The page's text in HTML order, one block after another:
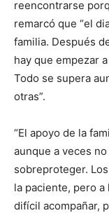
reencontrarse
remarcó que “el
familia. Después
hay que empezar
Todo se supera
otras”.
“El apoyo de la
aunque a veces
sobreproteger.
la paciente, pero
difícil acompañar,